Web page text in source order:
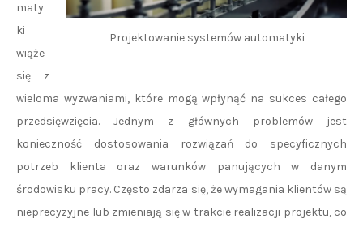
Projektowanie systemów automatyki
maty
ki
wiąże
się z
wieloma wyzwaniami, które mogą wpłynąć na sukces całego
przedsięwzięcia. Jednym z głównych problemów jest
konieczność dostosowania rozwiązań do specyficznych
potrzeb klienta oraz warunków panujących w danym
środowisku pracy. Często zdarza się, że wymagania klientów są
nieprecyzyjne lub zmieniają się w trakcie realizacji projektu, co